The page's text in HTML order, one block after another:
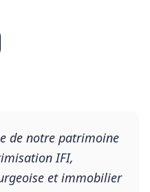
de notre patrimoine
IFI,
et immobilier